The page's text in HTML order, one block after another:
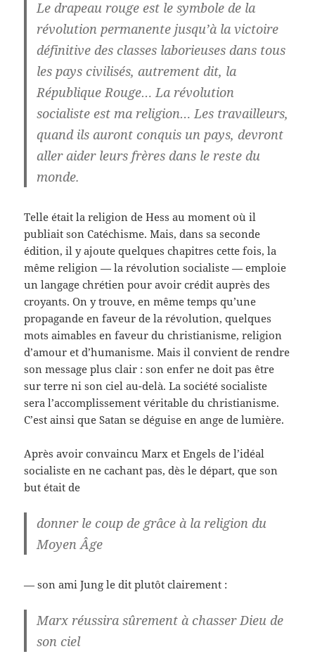
Le drapeau rouge est le symbole de la
révolution permanente jusqu’à la victoire
définitive des classes laborieuses dans tous
les pays civilisés, autrement dit, la
République Rouge… La révolution
socialiste est ma religion… Les travailleurs,
quand ils auront conquis un pays, devront
aller aider leurs frères dans le reste du
monde.
Telle était la religion de Hess au moment où il
publiait son Catéchisme. Mais, dans sa seconde
édition, il y ajoute quelques chapitres cette fois, la
même religion — la révolution socialiste — emploie
un langage chrétien pour avoir crédit auprès des
croyants. On y trouve, en même temps qu’une
propagande en faveur de la révolution, quelques
mots aimables en faveur du christianisme, religion
d’amour et d’humanisme. Mais il convient de rendre
son message plus clair : son enfer ne doit pas être
sur terre ni son ciel au-delà. La société socialiste
sera l’accomplissement véritable du christianisme.
C’est ainsi que Satan se déguise en ange de lumière.
Après avoir convaincu Marx et Engels de l’idéal
socialiste en ne cachant pas, dès le départ, que son
but était de
donner le coup de grâce à la religion du
Moyen Âge
— son ami Jung le dit plutôt clairement :
Marx réussira sûrement à chasser Dieu de
son ciel